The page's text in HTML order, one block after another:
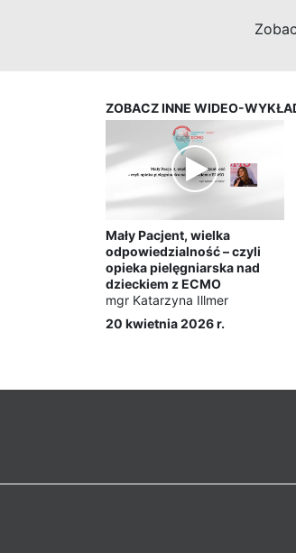
ZOBACZ INNE WIDEO-
Mały Pacjent, wielka
odpowiedzialność – czyli
opieka pielęgniarska nad
dzieckiem z ECMO
mgr Katarzyna Illmer
20 kwietnia 2026 r.